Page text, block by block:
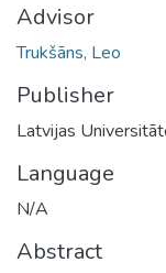
Advisor
Trukšāns, Leo
Publisher
Latvijas
Language
N/A
Abstract